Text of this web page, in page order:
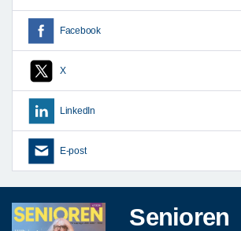
Facebook
X
LinkedIn
E-post
Senioren